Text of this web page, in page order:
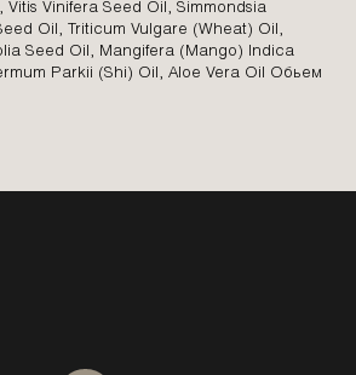
Vinifera Seed Oil, Simmondsia
Oil, Triticum Vulgare (Wheat) Oil,
Seed Oil, Mangifera (Mango) Indica
Parkii (Shi) Oil, Aloe Vera Oil Обьем